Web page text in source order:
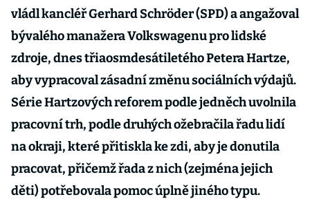
vládl kancléř Gerhard Schröder (SPD) a angažoval
bývalého manažera Volkswagenu pro lidské
zdroje, dnes třiaosmdesátiletého Petera Hartze,
aby vypracoval zásadní změnu sociálních výdajů.
Série Hartzových reforem podle jedněch uvolnila
pracovní trh, podle druhých ožebračila řadu lidí
na okraji, které přitiskla ke zdi, aby je donutila
pracovat, přičemž řada z nich (zejména jejich
děti) potřebovala pomoc úplně jiného typu.